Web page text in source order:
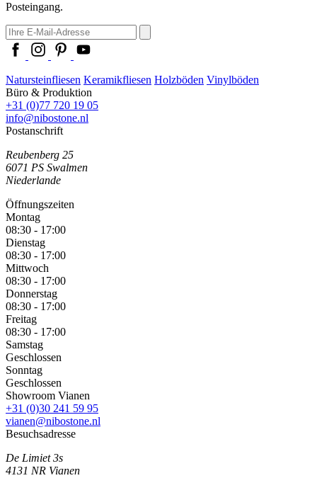
Posteingang.
Natursteinfliesen Keramikfliesen Holzböden Vinylböden
Büro & Produktion
+31 (0)77 720 19 05
info@nibostone.nl
Postanschrift
Reubenberg 25
6071 PS Swalmen
Niederlande
Öffnungszeiten
Montag
08:30 - 17:00
Dienstag
08:30 - 17:00
Mittwoch
08:30 - 17:00
Donnerstag
08:30 - 17:00
Freitag
08:30 - 17:00
Samstag
Geschlossen
Sonntag
Geschlossen
Showroom Vianen
+31 (0)30 241 59 95
vianen@nibostone.nl
Besuchsadresse
De Limiet 3s
4131 NR Vianen